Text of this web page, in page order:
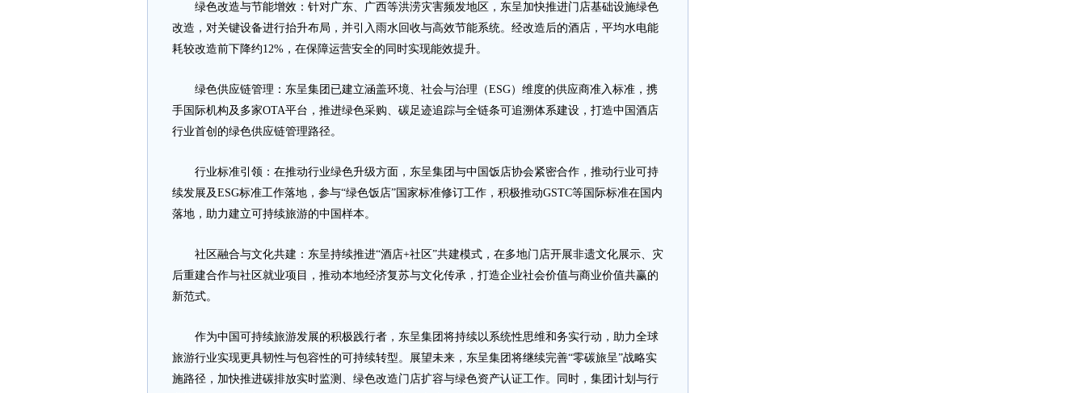
绿色改造与节能增效：针对广东、广西等洪涝灾害频发地区，东呈加快推进门店基础设施绿色
改造，对关键设备进行抬升布局，并引入雨水回收与高效节能系统。经改造后的酒店，平均水电能
耗较改造前下降约12%，在保障运营安全的同时实现能效提升。
绿色供应链管理：东呈集团已建立涵盖环境、社会与治理（ESG）维度的供应商准入标准，携
手国际机构及多家OTA平台，推进绿色采购、碳足迹追踪与全链条可追溯体系建设，打造中国酒店
行业首创的绿色供应链管理路径。
行业标准引领：在推动行业绿色升级方面，东呈集团与中国饭店协会紧密合作，推动行业可持
续发展及ESG标准工作落地，参与“绿色饭店”国家标准修订工作，积极推动GSTC等国际标准在国内
落地，助力建立可持续旅游的中国样本。
社区融合与文化共建：东呈持续推进“酒店+社区”共建模式，在多地门店开展非遗文化展示、灾
后重建合作与社区就业项目，推动本地经济复苏与文化传承，打造企业社会价值与商业价值共赢的
新范式。
作为中国可持续旅游发展的积极践行者，东呈集团将持续以系统性思维和务实行动，助力全球
旅游行业实现更具韧性与包容性的可持续转型。展望未来，东呈集团将继续完善“零碳旅呈”战略实
施路径，加快推进碳排放实时监测、绿色改造门店扩容与绿色资产认证工作。同时，集团计划与行